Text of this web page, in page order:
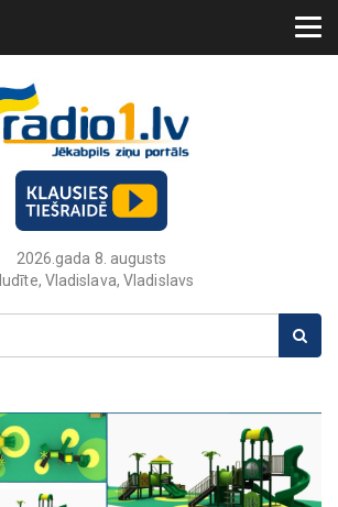
2026.gada 8. augusts
Vladislava, Vladislavs